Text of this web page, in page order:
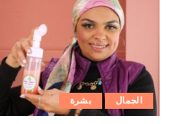
الجمال بشرة